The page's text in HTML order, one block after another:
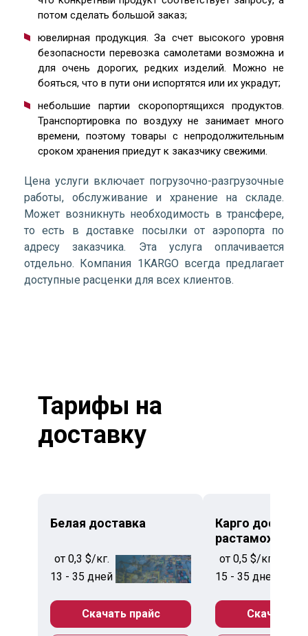
потом сделать большой заказ;
ювелирная продукция. За счет высокого уровня
безопасности перевозка самолетами возможна и
для очень дорогих, редких изделий. Можно не
бояться, что в пути они испортятся или их украдут;
небольшие партии скоропортящихся продуктов.
Транспортировка по воздуху не занимает много
времени, поэтому товары с непродолжительным
сроком хранения приедут к заказчику свежими.
Цена услуги включает погрузочно-разгрузочные
работы, обслуживание и хранение на складе.
Может возникнуть необходимость в трансфере,
то есть в доставке посылки от аэропорта по
адресу заказчика. Эта услуга оплачивается
отдельно. Компания 1KARGO всегда предлагает
доступные расценки для всех клиентов.
Тарифы на
доставку
Белая доставка
от 0,3 $/кг.
13 - 35 дней
Скачать прайс
Карго
растаможкой
от 0,5 $/кг.
15 - 35 дней
Скачать